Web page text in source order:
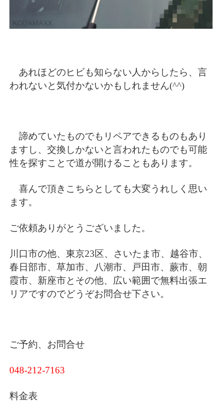
あれほどのヒビも知らない人からしたら、言
われないと気付かないかもしれません(^^)
諦めていたものでもリペアできるものもあり
ますし、交換しかないと言われたものでも可能
性を探すことで道が開けることもあります。
喜んで頂きこちらとしても大変うれしく思い
ます。
ご依頼ありがとうございました。
川口市の他、東京23区、さいたま市、越谷市、
春日部市、草加市、八潮市、戸田市、蕨市、朝
霞市、新座市とその他、広い範囲で無料出張エ
リアですのでどうぞお問合せ下さい。
ご予約、お問合せ
048-212-7163
料金表